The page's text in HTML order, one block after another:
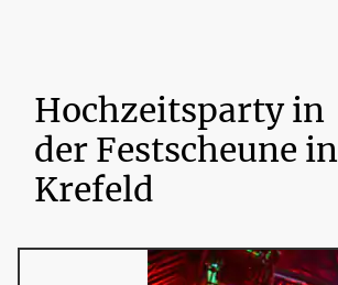
Hochzeitsparty in
der Festscheune in
Krefeld